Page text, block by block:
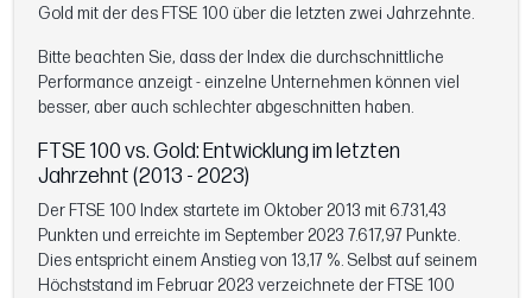
Gold mit der des FTSE 100 über die letzten zwei Jahrzehnte.
Bitte beachten Sie, dass der Index die durchschnittliche
Performance anzeigt - einzelne Unternehmen können viel
besser, aber auch schlechter abgeschnitten haben.
FTSE 100 vs. Gold: Entwicklung im letzten
Jahrzehnt (2013 - 2023)
Der FTSE 100 Index startete im Oktober 2013 mit 6.731,43
Punkten und erreichte im September 2023 7.617,97 Punkte.
Dies entspricht einem Anstieg von 13,17 %. Selbst auf seinem
Höchststand im Februar 2023 verzeichnete der FTSE 100